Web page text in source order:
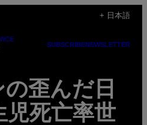
+ 日本語
SUBSCRIBENEWSLETTER
歪んだ日
死亡率世